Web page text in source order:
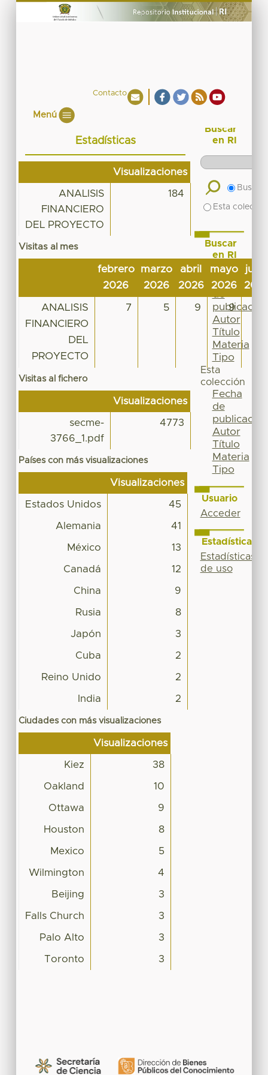
Contacto
Menú
Estadísticas
Visualizaciones
ANALISIS
FINANCIERO
DEL PROYECTO
184
Visitas al mes
febrero
2026
marzo
2026
abril
2026
mayo
2026
junio
ANALISIS
FINANCIERO
DEL
PROYECTO
7 5 9 9
Visitas al fichero
Visualizaciones
secme-
3766_1.pdf
4773
Países con más visualizaciones
Visualizaciones
Estados Unidos 45
Alemania 41
México 13
Canadá 12
China 9
Rusia 8
Japón 3
Cuba 2
Reino Unido 2
India 2
Ciudades con más visualizaciones
Visualizaciones
Kiez 38
Oakland 10
Ottawa 9
Houston 8
Mexico 5
Wilmington 4
Beijing 3
Falls Church 3
Palo Alto 3
Toronto 3
Buscar
en RI
Buscar
Esta
Buscar
en RI
Por
Fecha
de
publicación
Autor
Título
Materia
Tipo
Esta
colección
Fecha
de
publicación
Autor
Título
Materia
Tipo
Usuario
Acceder
Estadísticas
Estadísticas
de uso